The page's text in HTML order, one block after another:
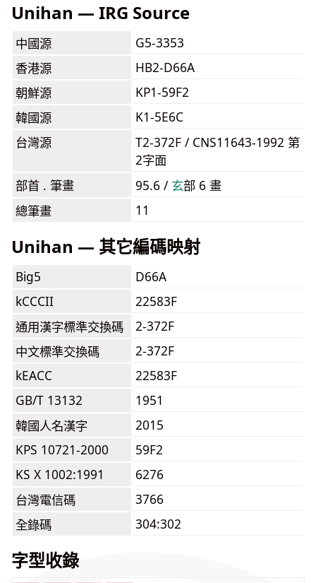
Unihan — IRG Source
中國源
G5-3353
香港源
HB2-D66A
朝鮮源
KP1-59F2
韓國源
K1-5E6C
台灣源
T2-372F / CNS11643-1992 第
2字面
部首 . 筆畫
95.6 / ⽞部 6 畫
總筆畫
11
Unihan — 其它編碼映射
Big5
D66A
kCCCII
22583F
通用漢字標準交換碼
2-372F
中文標準交換碼
2-372F
kEACC
22583F
GB/T 13132
1951
韓國人名漢字
2015
KPS 10721-2000
59F2
KS X 1002:1991
6276
台灣電信碼
3766
全錄碼
304:302
字型收錄